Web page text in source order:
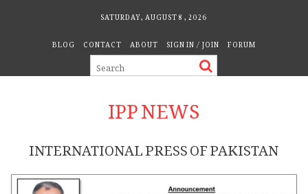
SATURDAY, AUGUST 8, 2026
BLOG CONTACT ABOUT SIGN IN / JOIN FORUM
IPP NEWS
INTERNATIONAL PRESS OF PAKISTAN